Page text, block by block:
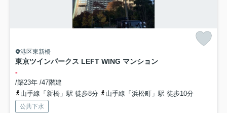
港区東新橋
東京ツインパークス LEFT WING マンション
-
/築23年 /47階建
山手線「新橋」駅 徒歩8分
山手線「浜松町」駅 徒歩10分
公共下水